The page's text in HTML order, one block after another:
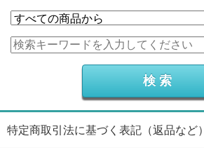
特定商取引法に基づく表記（返品など）